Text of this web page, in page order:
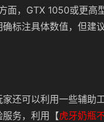
面，GTX 1050或更高
标注具体数值，但建
还可以利用一些辅助
服务，利用【虎牙奶瓶